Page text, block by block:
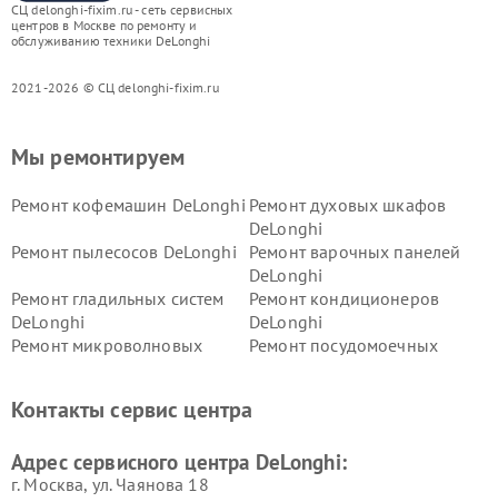
СЦ delonghi-fixim.ru - сеть сервисных
центров в Москве по ремонту и
обслуживанию техники DeLonghi
2021-2026 © СЦ delonghi-fixim.ru
Мы ремонтируем
Ремонт кофемашин DeLonghi Ремонт духовых шкафов
DeLonghi
Ремонт пылесосов DeLonghi
Ремонт варочных панелей
DeLonghi
Ремонт гладильных систем
DeLonghi
Ремонт кондиционеров
DeLonghi
Ремонт микроволновых
Ремонт посудомоечных
DeLonghi
DeLonghi
Контакты сервис центра
Адрес сервисного центра DeLonghi:
г. Москва, ул. Чаянова 18